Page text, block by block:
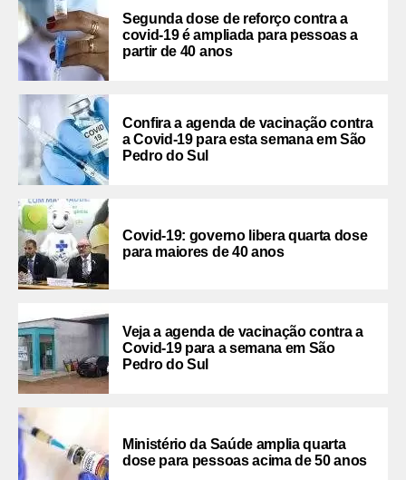
Segunda dose de reforço contra a
covid-19 é ampliada para pessoas a
partir de 40 anos
Confira a agenda de vacinação contra
a Covid-19 para esta semana em São
Pedro do Sul
Covid-19: governo libera quarta dose
para maiores de 40 anos
Veja a agenda de vacinação contra a
Covid-19 para a semana em São
Pedro do Sul
Ministério da Saúde amplia quarta
dose para pessoas acima de 50 anos